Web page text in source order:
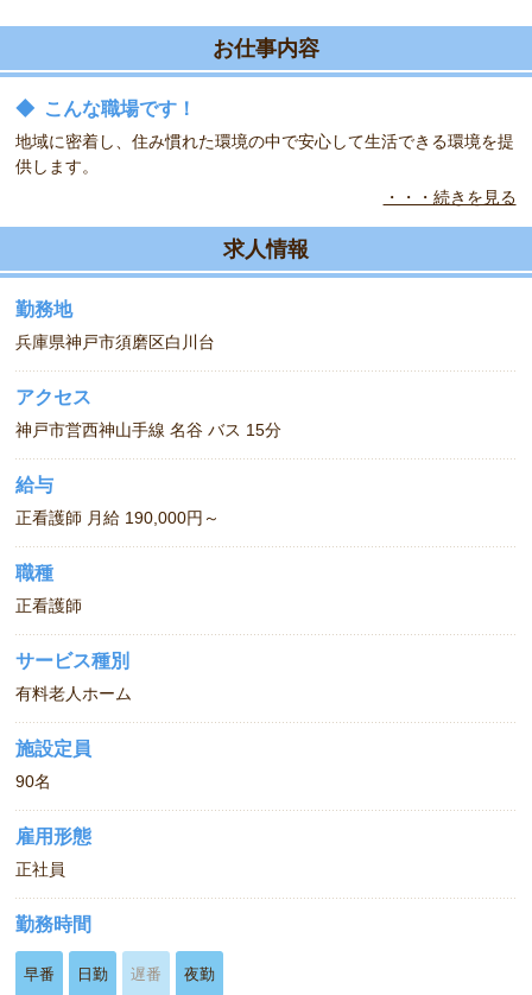
お仕事内容
◆ こんな職場です！
地域に密着し、住み慣れた環境の中で安心して生活できる環境を提
供します。
看護師資格をお持ちで福祉施設でのお仕事を希望されている方是非
・・・続きを見る
求人情報
勤務地
兵庫県神戸市須磨区白川台
アクセス
神戸市営西神山手線 名谷 バス 15分
給与
正看護師 月給 190,000円～
職種
正看護師
サービス種別
有料老人ホーム
施設定員
90名
雇用形態
正社員
勤務時間
早番 日勤 遅番 夜勤